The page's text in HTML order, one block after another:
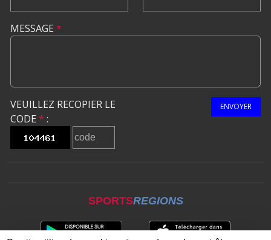
MESSAGE *
VEUILLEZ RECOPIER LE
CODE * :
ENVOYER
SPORTSREGIONS